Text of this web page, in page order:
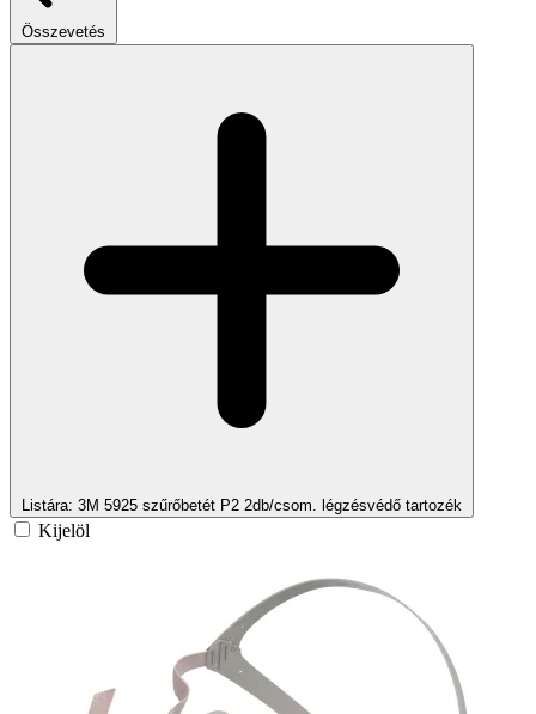
Összevetés
Listára: 3M 5925 szűrőbetét P2 2db/csom. légzésvédő tartozék
Kijelöl